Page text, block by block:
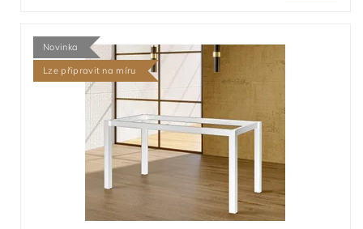
Novinka
Lze připravit na míru